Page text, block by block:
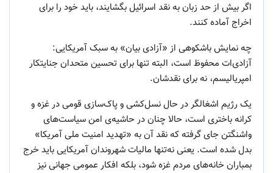
اگر بیش از حد زبان به نقد اسرائیل بگشایند، باید خود را برای
اخراج آماده کنند.
چه نمایش باشکوهی از «آزادی بیان» به سبک آمریکایی:
آزادی‌ات محفوظ است، البته تنها برای تحسین متحدان جنایتکار
امپریالیسم، نه برای نقدشان.
یک رژیم اشغالگر در حال نسل‌کشی و پاک‌سازی قومی در غزه و
کرانه باختری است، حالا چنان در حاشیه‌ی امن سیاست‌های
واشنگتن جای گرفته که نقد آن به «تهدید امنیت ملی آمریکا»
بدل شده است. یعنی نه‌تنها مالیات شهروندان آمریکایی باید خرج
بمباران خانه‌های مردم غزه شود، بلکه افکار عمومی جهانی نیز